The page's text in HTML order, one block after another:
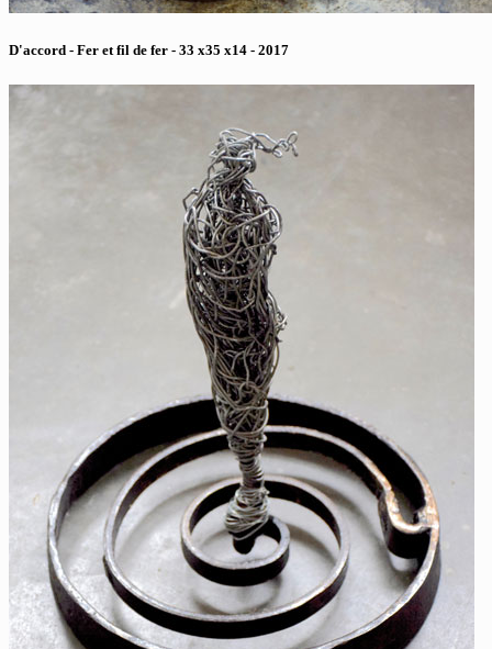
D'accord - Fer et fil de fer - 33 x35 x14 - 2017